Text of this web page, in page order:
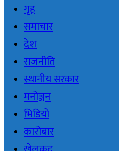
गृह
समाचार
देश
राजनीति
स्थानीय सरकार
मनोञ्जन
भिडियो
कारोबार